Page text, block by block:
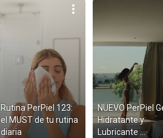
Rutina PerPiel 123:
el MUST de tu rutina
diaria
NUEVO PerPiel
Hidratante y
Lubricante